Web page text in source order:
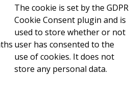
The cookie is set by the GDPR
Cookie Consent plugin and is
used to store whether or not
user has consented to the
use of cookies. It does not
store any personal data.